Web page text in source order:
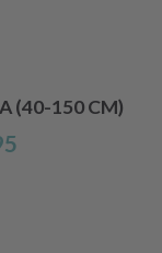
(40-150 CM)